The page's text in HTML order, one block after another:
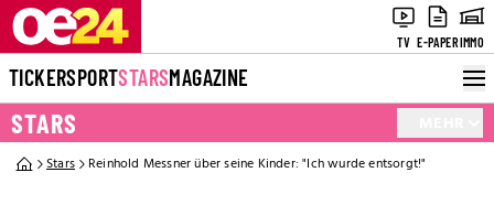
TV E-PAPERIMMO
TICKERSPORTSTARSMAGAZINE
STARS
Stars Reinhold Messner über seine Kinder: "Ich wurde entsorgt!"